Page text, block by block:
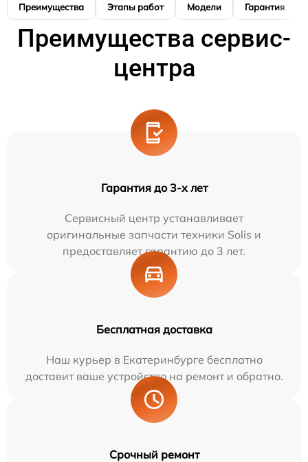
Преимущества Этапы работ Модели Гарантия
Преимущества сервис-
центра
Гарантия до 3-х лет
Сервисный центр устанавливает
оригинальные запчасти техники Solis и
предоставляет гарантию до 3 лет.
Бесплатная доставка
Наш курьер в Екатеринбурге бесплатно
доставит ваше устройство на ремонт и обратно.
Срочный ремонт